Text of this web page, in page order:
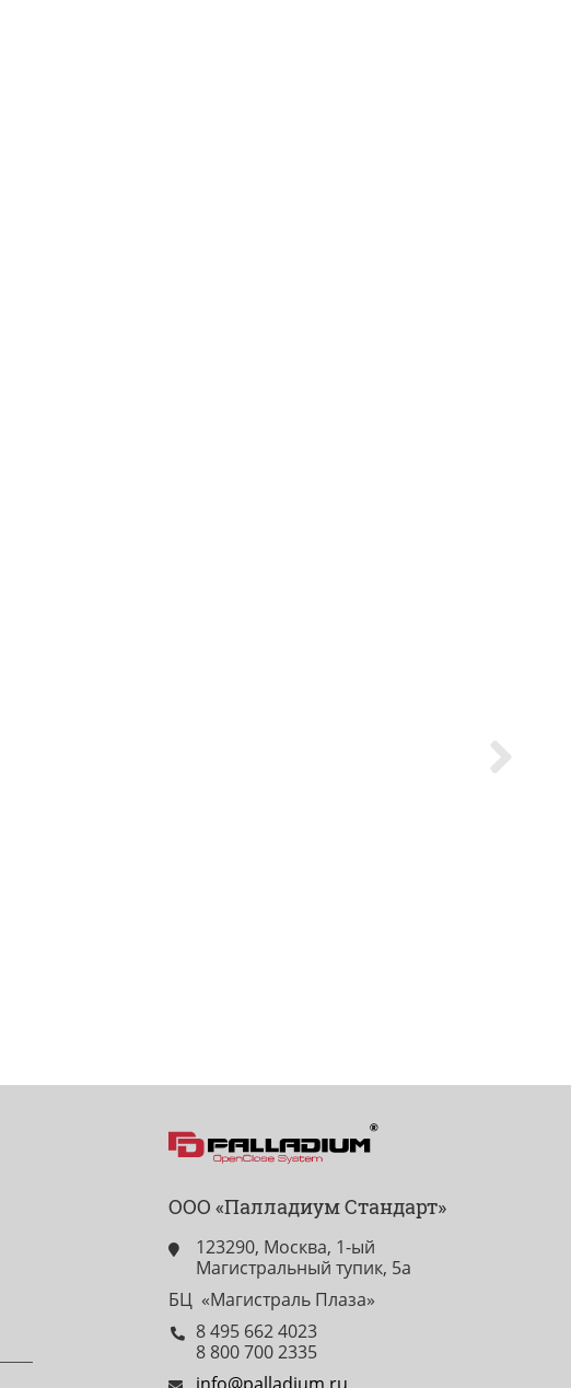
ООО «Палладиум Стандарт»
123290, Москва, 1-ый
Магистральный тупик, 5а
БЦ «Магистраль Плаза»
8 495 662 4023
8 800 700 2335